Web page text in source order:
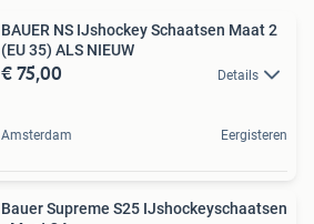
BAUER NS IJshockey Schaatsen Maat 2
(EU 35) ALS NIEUW
€ 75,00 Details
Amsterdam Eergisteren
Bauer Supreme S25 IJshockeyschaatsen